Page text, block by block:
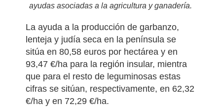
ayudas asociadas a la agricultura y ganadería.
La ayuda a la producción de garbanzo,
lenteja y judía seca en la península se
sitúa en 80,58 euros por hectárea y en
93,47 €/ha para la región insular, mientra
que para el resto de leguminosas estas
cifras se sitúan, respectivamente, en 62,32
€/ha y en 72,29 €/ha.